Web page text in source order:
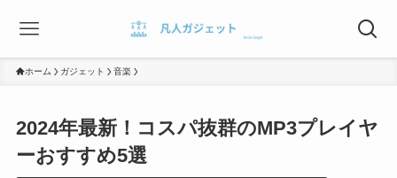
ホーム ガジェット 音楽
2024年最新！コスパ抜群のMP3プレイヤ
ーおすすめ5選